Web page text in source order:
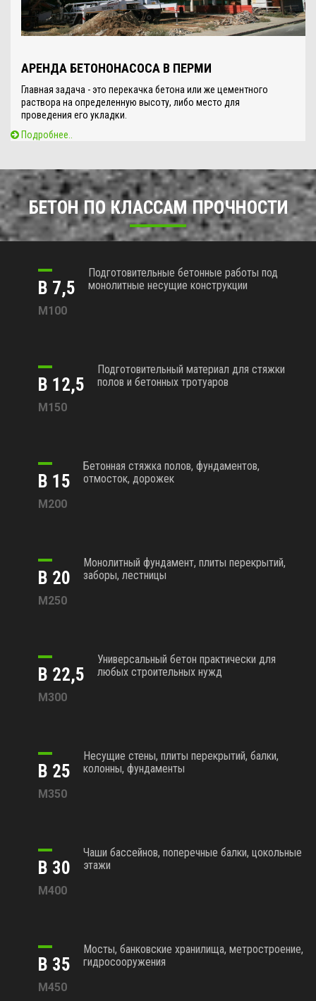
АРЕНДА БЕТОНОНАСОСА В ПЕРМИ
Главная задача - это перекачка бетона или же цементного
раствора на определенную высоту, либо место для
проведения его укладки.
Подробнее..
БЕТОН ПО КЛАССАМ ПРОЧНОСТИ
В 7,5
М100
Подготовительные бетонные работы под
монолитные несущие конструкции
В 12,5
М150
Подготовительный материал для стяжки
полов и бетонных тротуаров
В 15
М200
Бетонная стяжка полов, фундаментов,
отмосток, дорожек
В 20
М250
Монолитный фундамент, плиты перекрытий,
заборы, лестницы
В 22,5
М300
Универсальный бетон практически для
любых строительных нужд
В 25
М350
Несущие стены, плиты перекрытий, балки,
колонны, фундаменты
В 30
М400
Чаши бассейнов, поперечные балки, цокольные
этажи
В 35
М450
Мосты, банковские хранилища, метростроение,
гидросооружения